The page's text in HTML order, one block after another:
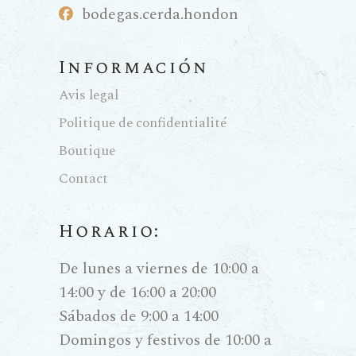
et la
fermentati
on
agonisant
e
L’âme du Pedro Ximénez naît
» ou la passerillage.
Après les vendanges manuelles,
les grappes sont étalées au soleil
sur des nattes de sparte pour que
le raisin perde son eau par
bodegas.cerda.hondon
Información
Avis legal
Politique de confidentialité
Boutique
Contact
Horario:
De lunes a viernes de 10:00 a
14:00 y de 16:00 a 20:00
Sábados de 9:00 a 14:00
Domingos y festivos de 10:00 a